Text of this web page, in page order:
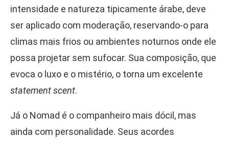
intensidade e natureza tipicamente árabe, deve
ser aplicado com moderação, reservando-o para
climas mais frios ou ambientes noturnos onde ele
possa projetar sem sufocar. Sua composição, que
evoca o luxo e o mistério, o torna um excelente
statement scent.
Já o Nomad é o companheiro mais dócil, mas
ainda com personalidade. Seus acordes